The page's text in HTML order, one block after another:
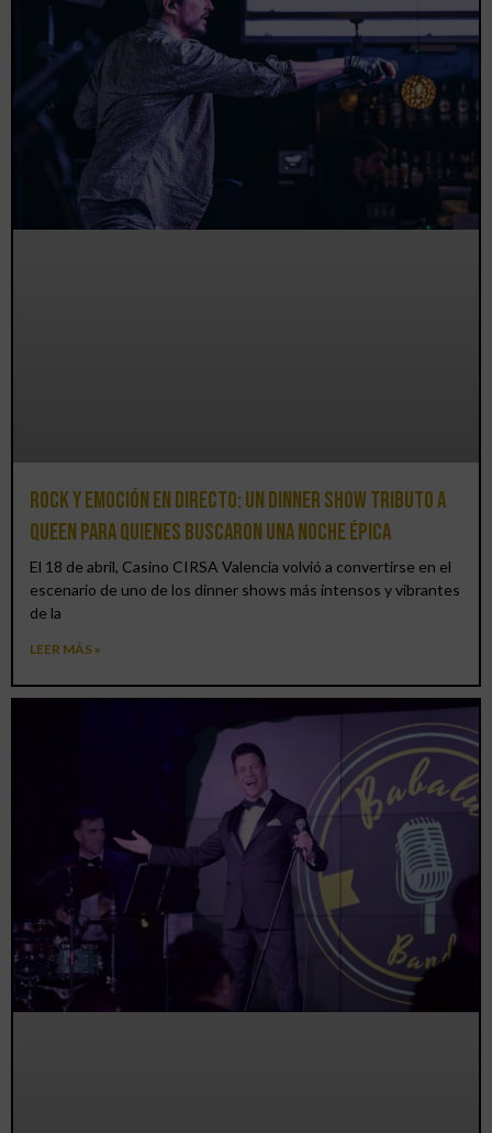
Rock y emoción en directo: un Dinner Show Tributo a
Queen para quienes buscaron una noche épica
El 18 de abril, Casino CIRSA Valencia volvió a convertirse en el
escenario de uno de los dinner shows más intensos y vibrantes
de la
LEER MÁS »